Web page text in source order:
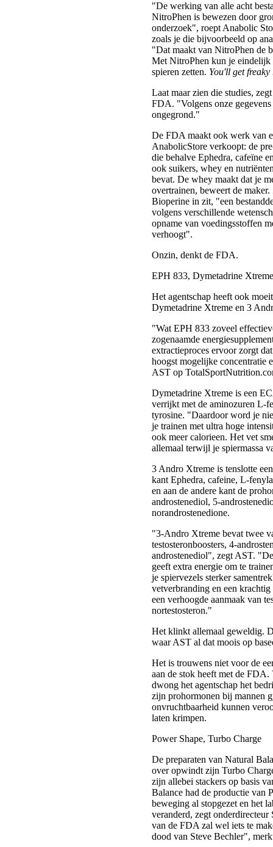
"De werking van alle acht
NitroPhen is bewezen door
onderzoek", roept Anabolic
zoals je die bijvoorbeeld op
"Dat maakt van NitroPhen de
Met NitroPhen kun je eindelijk
spieren zetten. You'll get
Laat maar zien die studies,
FDA. "Volgens onze
ongegrond."
De FDA maakt ook werk van
AnabolicStore verkoopt: de
die behalve Ephedra, cafeïne
ook suikers, whey en
bevat. De whey maakt dat je
overtrainen, beweert de
Bioperine in zit, "een
volgens verschillende
opname van voedingsstoffen
verhoogt".
Onzin, denkt de FDA.
EPH 833, Dymetadrine
Het agentschap heeft ook
Dymetadrine Xtreme en 3
"Wat EPH 833 zoveel
zogenaamde
extractieproces ervoor zorgt
hoogst mogelijke concentratie
AST op
Dymetadrine Xtreme is een
verrijkt met de aminozuren L-
tyrosine. "Daardoor word je
je trainen met ultra hoge
ook meer calorieen. Het vet
allemaal terwijl je spiermassa
3 Andro Xtreme is tenslotte
kant Ephedra, cafeine, L-
en aan de andere kant de
androstenediol, 5-
norandrostenedione.
"3-Andro Xtreme bevat twee
testosteronboosters, 4-
androstenediol", zegt AST.
geeft extra energie om te
je spiervezels sterker
vetverbranding en een
een verhoogde aanmaak van
nortestosteron."
Het klinkt allemaal geweldig.
waar AST al dat moois op
Het is trouwens niet voor de
aan de stok heeft met de FDA.
dwong het agentschap het
zijn prohormonen bij mannen
onvruchtbaarheid kunnen
laten krimpen.
Power Shape, Turbo Charge
De preparaten van Natural
over opwindt zijn Turbo
zijn allebei stackers op basis
Balance had de productie van
beweging al stopgezet en het
veranderd, zegt
van de FDA zal wel iets te
dood van Steve Bechler",